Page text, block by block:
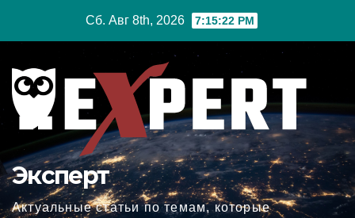
Сб. Авг 8th, 2026 7:15:23 PM
Эксперт
Актуальные статьи по темам, которые